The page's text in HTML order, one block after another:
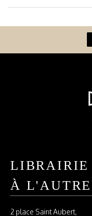
À L'AUTRE
2 place Saint Aubert,